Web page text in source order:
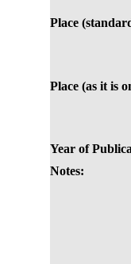
Place
Place (as it is
Year of
Notes: